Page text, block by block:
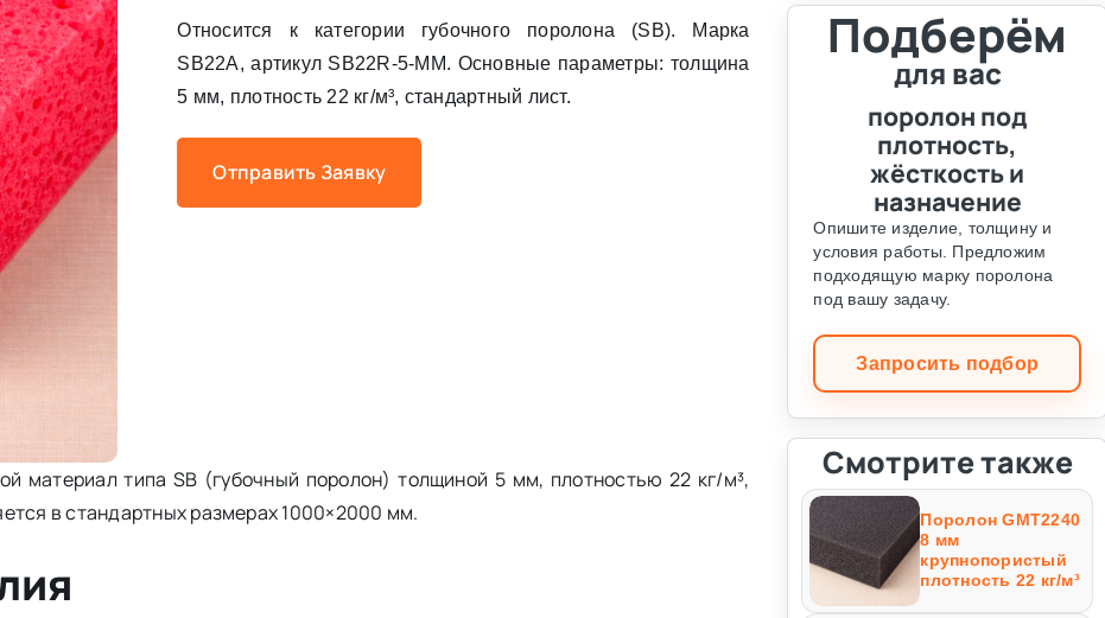
Относится к категории губочного поролона (SB). Марка
SB22A, артикул SB22R-5-MM. Основные параметры: толщина
5 мм, плотность 22 кг/м³, стандартный лист.
Отправить Заявку
материал типа SB (губочный поролон) толщиной 5 мм, плотностью 22 кг/м³,
в стандартных размерах 1000×2000 мм.
Подберём
для вас
поролон под
плотность,
жёсткость и
назначение
Опишите изделие, толщину и
условия работы. Предложим
подходящую марку поролона
под вашу задачу.
Запросить подбор
Смотрите также
Поролон GMT2240
8 мм
крупнопористый
плотность 22 кг/м³